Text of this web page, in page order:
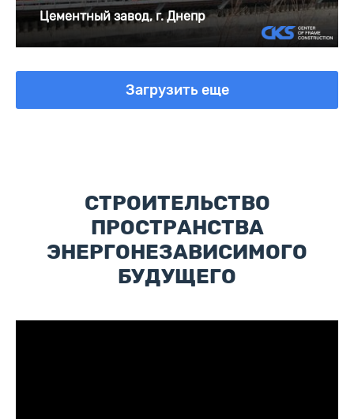
Цементный завод, г. Днепр
Загрузить еще
СТРОИТЕЛЬСТВО
ПРОСТРАНСТВА
ЭНЕРГОНЕЗАВИСИМОГО
БУДУЩЕГО